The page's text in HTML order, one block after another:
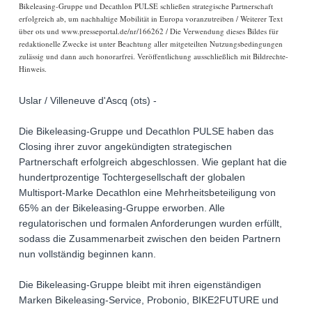
Bikeleasing-Gruppe und Decathlon PULSE schließen strategische Partnerschaft
erfolgreich ab, um nachhaltige Mobilität in Europa voranzutreiben / Weiterer Text
über ots und www.presseportal.de/nr/166262 / Die Verwendung dieses Bildes für
redaktionelle Zwecke ist unter Beachtung aller mitgeteilten Nutzungsbedingungen
zulässig und dann auch honorarfrei. Veröffentlichung ausschließlich mit Bildrechte-
Hinweis.
Uslar / Villeneuve d'Ascq (ots) -
Die Bikeleasing-Gruppe und Decathlon PULSE haben das
Closing ihrer zuvor angekündigten strategischen
Partnerschaft erfolgreich abgeschlossen. Wie geplant hat die
hundertprozentige Tochtergesellschaft der globalen
Multisport-Marke Decathlon eine Mehrheitsbeteiligung von
65% an der Bikeleasing-Gruppe erworben. Alle
regulatorischen und formalen Anforderungen wurden erfüllt,
sodass die Zusammenarbeit zwischen den beiden Partnern
nun vollständig beginnen kann.
Die Bikeleasing-Gruppe bleibt mit ihren eigenständigen
Marken Bikeleasing-Service, Probonio, BIKE2FUTURE und